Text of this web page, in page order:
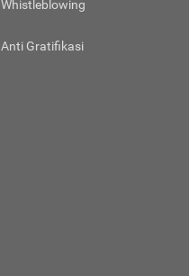
Whistleblowing
Anti Gratifikasi